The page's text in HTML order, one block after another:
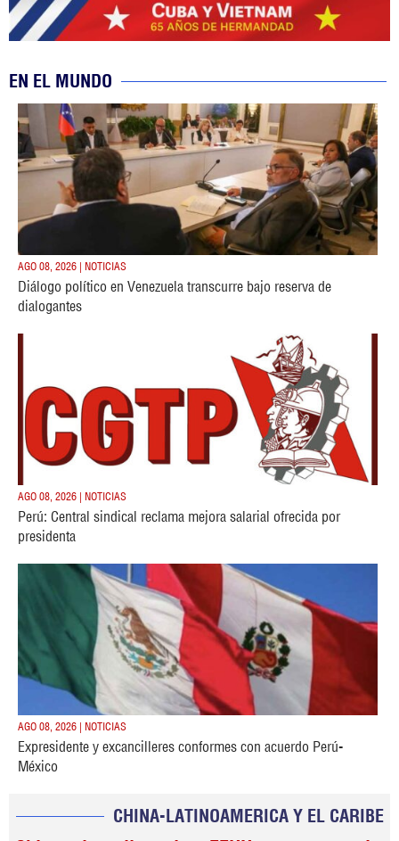
EN EL MUNDO
AGO 08, 2026 | NOTICIAS
Diálogo político en Venezuela transcurre bajo reserva de
dialogantes
AGO 08, 2026 | NOTICIAS
Perú: Central sindical reclama mejora salarial ofrecida por
presidenta
AGO 08, 2026 | NOTICIAS
Expresidente y excancilleres conformes con acuerdo Perú-
México
CHINA-LATINOAMERICA Y EL CARIBE